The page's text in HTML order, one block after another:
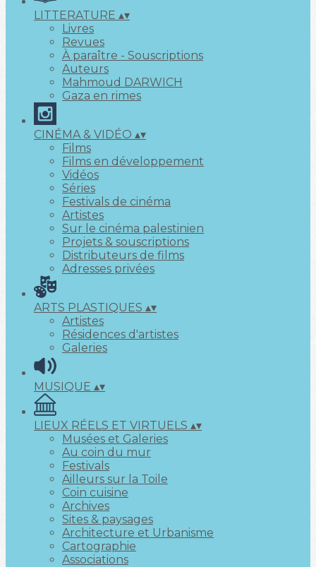
LITTERATURE ▴▾
Livres
Revues
À paraître - Souscriptions
Auteurs
Mahmoud DARWICH
Gaza en rimes
CINÉMA & VIDÉO ▴▾
Films
Films en développement
Vidéos
Séries
Festivals de cinéma
Artistes
Sur le cinéma palestinien
Projets & souscriptions
Distributeurs de films
Adresses privées
ARTS PLASTIQUES ▴▾
Artistes
Résidences d'artistes
Galeries
MUSIQUE ▴▾
LIEUX RÉELS ET VIRTUELS ▴▾
Musées et Galeries
Au coin du mur
Festivals
Ailleurs sur la Toile
Coin cuisine
Archives
Sites & paysages
Architecture et Urbanisme
Cartographie
Associations